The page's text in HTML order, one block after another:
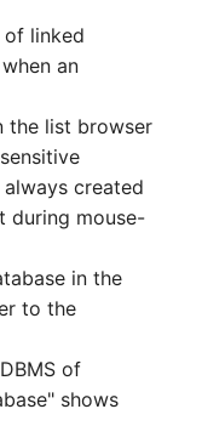
Switch
linked
an
the list browser
created
during mouse-
in the
to the
of
shows